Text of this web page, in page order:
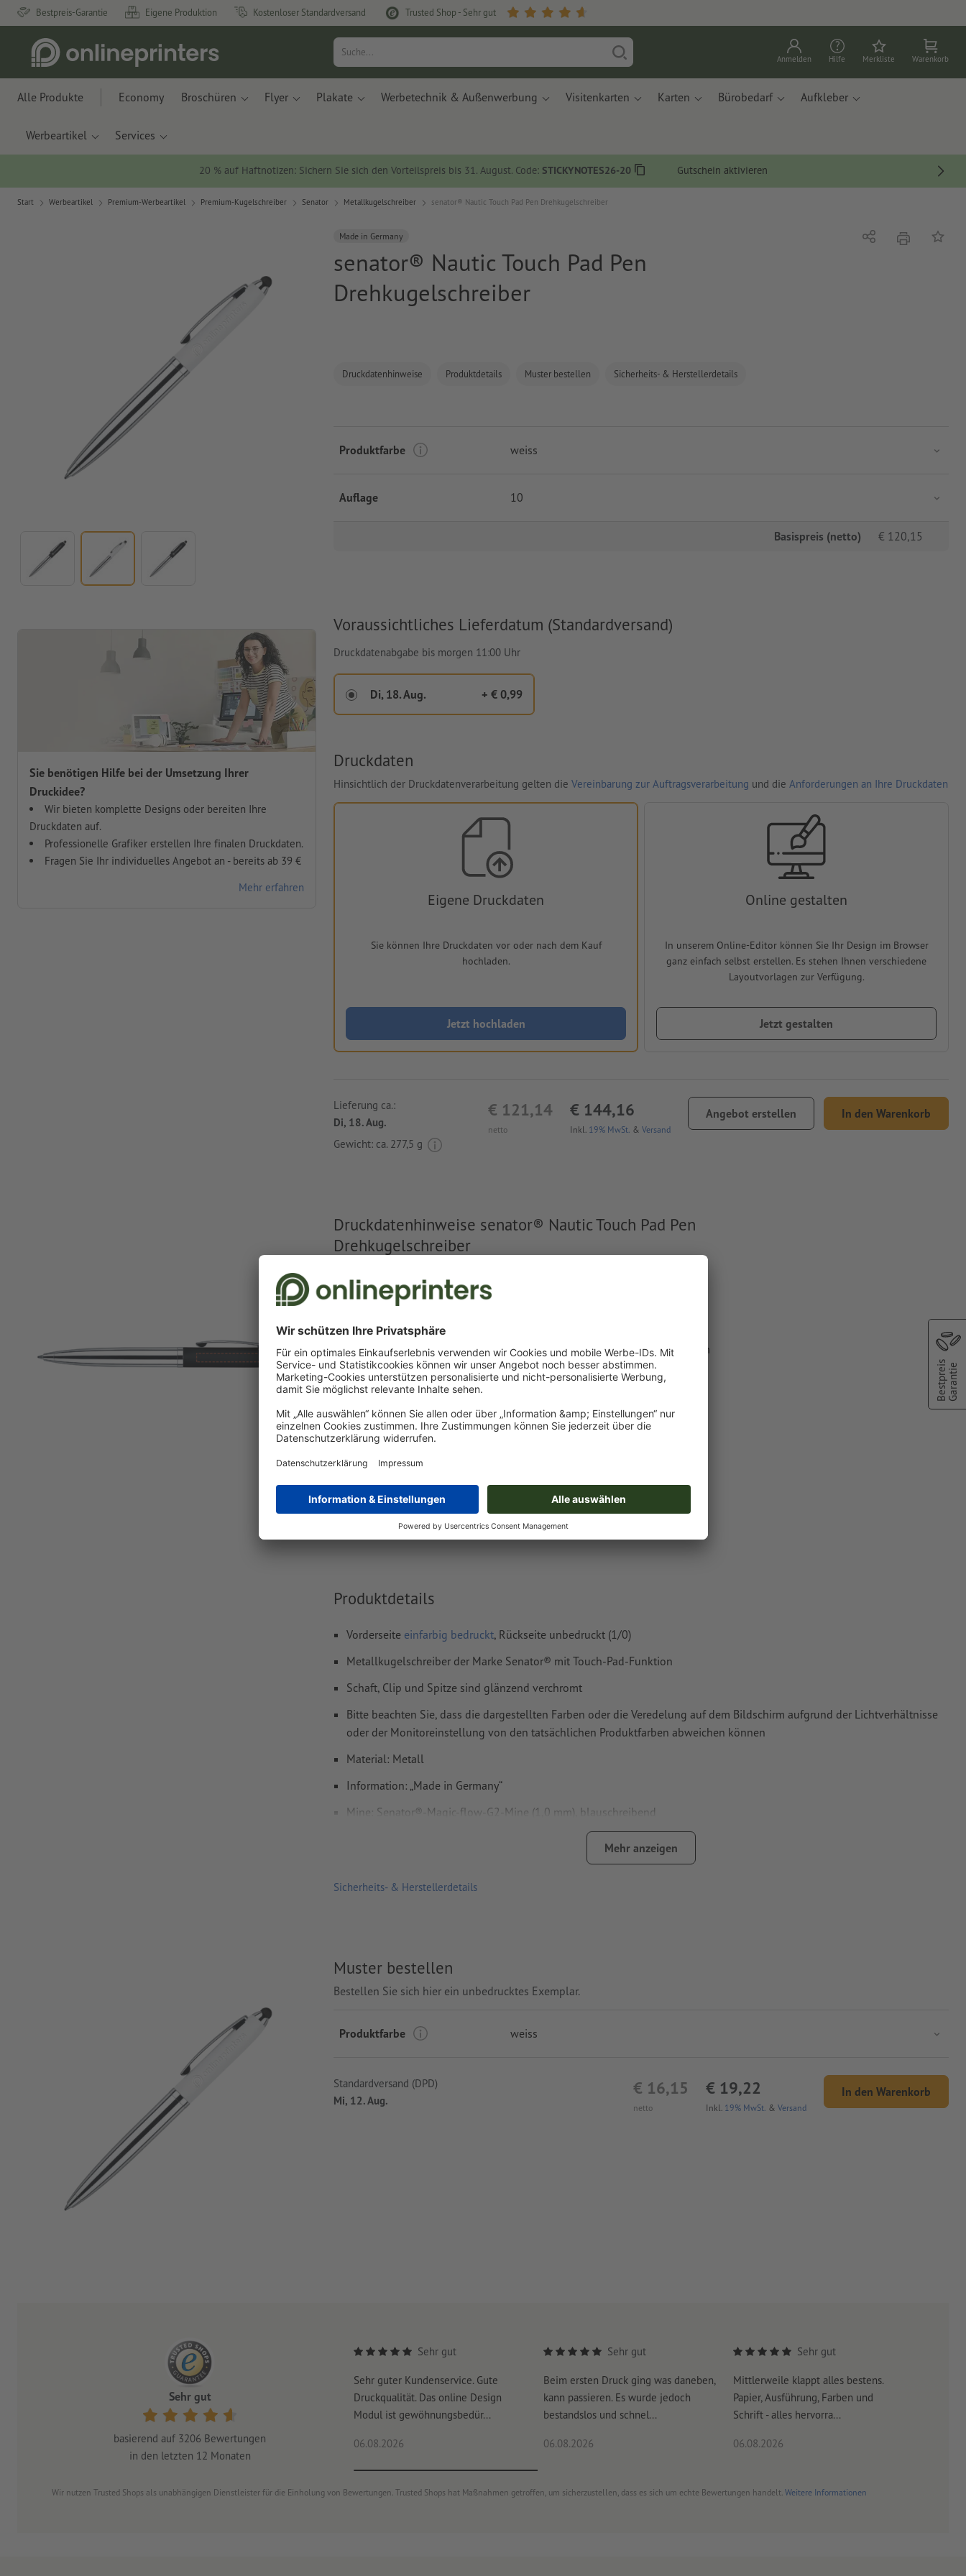
Bestpreis-Garantie Eigene Produktion Kostenloser Standardversand Trusted Shop - Sehr gut
Anmelden Hilfe Merkliste Warenkorb
Alle Produkte Economy Broschüren Flyer Plakate Werbetechnik & Außenwerbung Visitenkarten Karten Bürobedarf Aufkleber
Werbeartikel Services
20 % auf Haftnotizen: Sichern Sie sich den Vorteilspreis bis 31. August. Code: STICKYNOTES26-20 Gutschein aktivieren
Start Werbeartikel Premium-Werbeartikel Premium-Kugelschreiber Senator Metallkugelschreiber senator® Nautic Touch Pad Pen Drehkugelschreiber
Made in Germany
senator® Nautic Touch Pad Pen
Drehkugelschreiber
Sie benötigen Hilfe bei der Umsetzung Ihrer
Druckidee?
Wir bieten komplette Designs oder bereiten Ihre
Druckdaten auf.
Professionelle Grafiker erstellen Ihre finalen Druckdaten.
Fragen Sie Ihr individuelles Angebot an - bereits ab 39 €
Mehr erfahren
Druckdatenhinweise Produktdetails Muster bestellen Sicherheits- & Herstellerdetails
Teilen DruckenAuf
Produktfarbe weiss
Auflage 10
Basispreis (netto) € 120,15
Voraussichtliches Lieferdatum (Standardversand)
Druckdatenabgabe bis morgen 11:00 Uhr
Di, 18. Aug. + € 0,99
Druckdaten
Hinsichtlich der Druckdatenverarbeitung gelten die Vereinbarung zur Auftragsverarbeitung und die Anforderungen an Ihre Druckdaten
Eigene Druckdaten
Sie können Ihre Druckdaten vor oder nach dem Kauf
hochladen.
Jetzt hochladen
Online gestalten
In unserem Online-Editor können Sie Ihr Design im Browser
ganz einfach selbst erstellen. Es stehen Ihnen verschiedene
Layoutvorlagen zur Verfügung.
Jetzt gestalten
netto
€ 121,14
Inkl. 19% MwSt. & Versand
€ 144,16 Angebot erstellen In den Warenkorb
Lieferung ca.:
Di, 18. Aug.
Gewicht: ca. 277,5 g
Druckdatenhinweise senator® Nautic Touch Pad Pen
Drehkugelschreiber
Datenformat (inkl. 0 mm Beschnitt): 3,5 x 0,5 cm
Das druckfertige PDF darf nur Vektoren enthalten; JPEG- oder TIFF-
Weitere Informationen und Tipps zuVektordatenfinden Sie in unserem
Hilfecenter.
für eine optimale Druckqualität müssen die Elemente in Ihren
Druckdaten alsVektorgrafikenangelegt sein
Rechtschreib- und Satzfehler
Produktdetails
Vorderseite einfarbig bedruckt, Rückseite unbedruckt (1/0)
Metallkugelschreiber der Marke Senator® mit Touch-Pad-Funktion
Schaft, Clip und Spitze sind glänzend verchromt
Bitte beachten Sie, dass die dargestellten Farben oder die Veredelung auf dem Bildschirm aufgrund der Lichtverhältnisse
oder der Monitoreinstellung von den tatsächlichen Produktfarben abweichen können
Material: Metall
Information: „Made in Germany“
Mine: Senator®-Magic-flow-G2-Mine (1,0 mm), blauschreibend
Verpackung: nicht einzeln verpackt
Mehr anzeigen
Sicherheits- & Herstellerdetails
Muster bestellen
Bestellen Sie sich hier ein unbedrucktes Exemplar.
Produktfarbe weiss
netto
€ 16,15
Inkl. 19% MwSt. & Versand
€ 19,22 In den Warenkorb
Standardversand (DPD)
Mi, 12. Aug.
Sehr gut
basierend auf 3206 Bewertungen
in den letzten 12 Monaten
Sehr gut
Sehr guter Kundenservice. Gute
Druckqualität. Das online Design
Modul ist gewöhnungsbedür...
06.08.2026
Sehr gut
Beim ersten Druck ging was daneben,
kann passieren. Es wurde jedoch
bestandslos und schnel...
06.08.2026
Sehr gut
Mittlerweile klappt alles bestens.
Papier, Ausführung, Farben und
Schrift - alles hervorra...
06.08.2026
Wir nutzen Trusted Shops als unabhängigen Dienstleister für die Einholung von Bewertungen. Trusted Shops hat Maßnahmen getroffen, um sicherzustellen, dass es sich um echte Bewertungen handelt. Weitere Informationen
BestpreisGarantie